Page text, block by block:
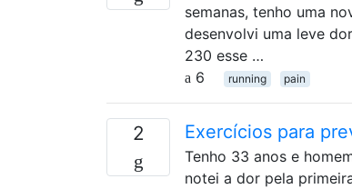
semanas, tenho uma
desenvolvi uma leve
230 esse …
6
running pain
2 Exercícios para
Tenho 33 anos e
notei a dor pela